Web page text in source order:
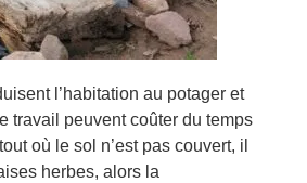
l’habitation au potager et
travail peuvent coûter du temps
où le sol n’est pas couvert, il
herbes, alors la